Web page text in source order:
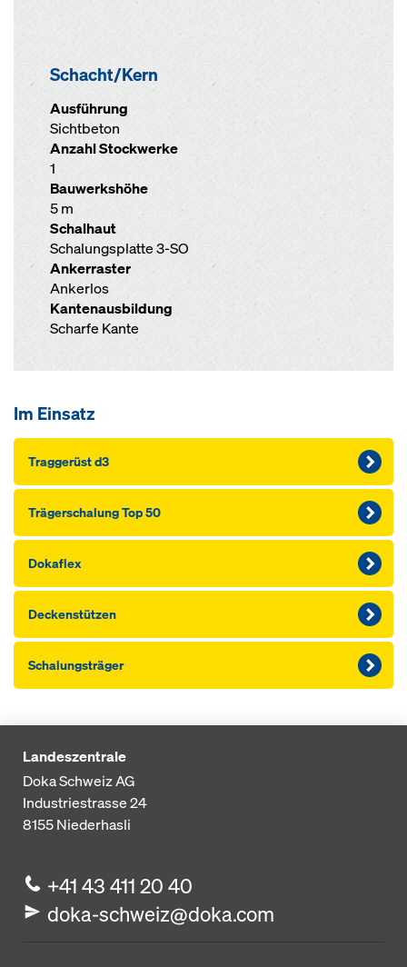
Schacht/Kern
Ausführung
Sichtbeton
Anzahl Stockwerke
1
Bauwerkshöhe
5 m
Schalhaut
Schalungsplatte 3-SO
Ankerraster
Ankerlos
Kantenausbildung
Scharfe Kante
Im Einsatz
Traggerüst d3
Träger­schalung Top 50
Dokaflex
Deckenstützen
Schalungsträger
Landeszentrale
Doka Schweiz AG
Industriestrasse 24
8155Niederhasli
+41 43 411 20 40
doka-schweiz@doka.com